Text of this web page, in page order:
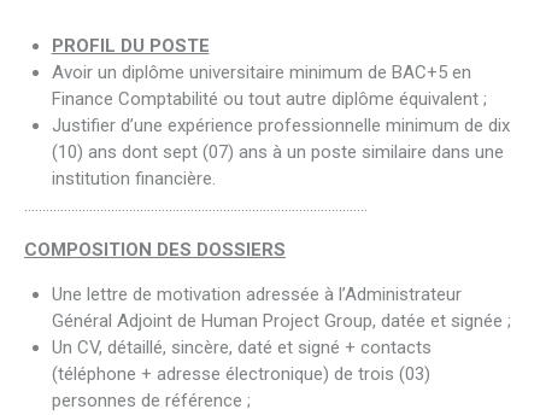
PROFIL DU POSTE
Avoir un diplôme universitaire minimum de BAC+5 en
Finance Comptabilité ou tout autre diplôme équivalent ;
Justifier d’une expérience professionnelle minimum de dix
(10) ans dont sept (07) ans à un poste similaire dans une
institution financière.
…………………………………………………………………………………..
COMPOSITION DES DOSSIERS
Une lettre de motivation adressée à l’Administrateur
Général Adjoint de Human Project Group, datée et signée ;
Un CV, détaillé, sincère, daté et signé + contacts
(téléphone + adresse électronique) de trois (03)
personnes de référence ;